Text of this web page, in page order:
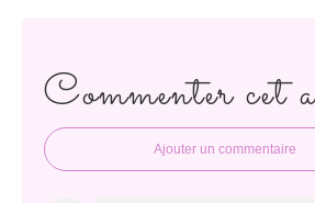
Commenter cet
Ajouter un commentaire